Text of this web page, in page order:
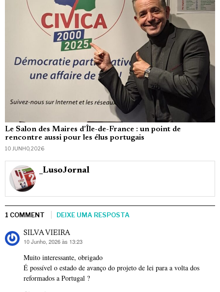
Le Salon des Maires d’Île-de-France : un point de
rencontre aussi pour les élus portugais
10 JUNHO, 2026
_LusoJornal
1 COMMENT DEIXE UMA RESPOSTA
SILVA VIEIRA
diz:
10 Junho, 2026 às 13:23
Muito interessante, obrigado
É possível o estado de avanço do projeto de lei para a volta dos
reformados a Portugal ?